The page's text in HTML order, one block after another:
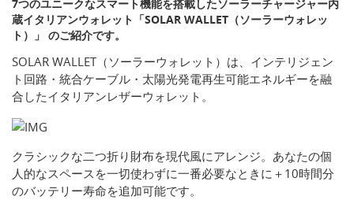
7つのユニークなスマート機能を搭載したソーラーチャージャー内
蔵イタリアンウォレット「SOLAR WALLET（ソーラーウォレッ
ト）」 のご紹介です。
SOLAR WALLET（ソーラーウォレット）は、インテリジェン
ト回路・統合ケーブル・太陽光発電再生可能エネルギーを融
合したイタリアンレザーウォレット。
クラシックな二つ折り財布を現代風にアレンジ。あなたの個
人的なスペースを一切使わずに一番必要なときに＋10時間分
のバッテリー寿命を追加可能です。